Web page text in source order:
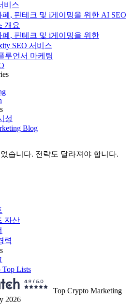
비스
폐, 핀테크 및 i게이밍을 위한 AI SEO
개요
폐, 핀테크 및 i게이밍을 위한
SEO 서비스
루언서 마케팅
성
Blog
습니다. 전략도 달라져야 합니다.
자산
력
Top Lists
Top Crypto Marketing
2026